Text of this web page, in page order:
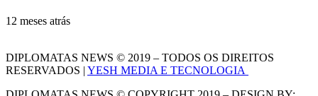
12 meses atrás
DIPLOMATAS NEWS © 2019 – TODOS OS DIREITOS
RESERVADOS | YESH MEDIA E TECNOLOGIA